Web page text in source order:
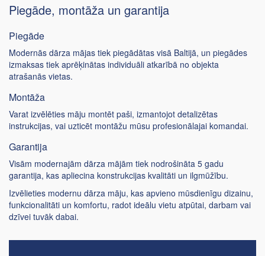
Piegāde, montāža un garantija
Piegāde
Modernās dārza mājas tiek piegādātas visā Baltijā, un piegādes
izmaksas tiek aprēķinātas individuāli atkarībā no objekta
atrašanās vietas.
Montāža
Varat izvēlēties māju montēt paši, izmantojot detalizētas
instrukcijas, vai uzticēt montāžu mūsu profesionālajai komandai.
Garantija
Visām modernajām dārza mājām tiek nodrošināta 5 gadu
garantija, kas apliecina konstrukcijas kvalitāti un ilgmūžību.
Izvēlieties modernu dārza māju, kas apvieno mūsdienīgu dizainu,
funkcionalitāti un komfortu, radot ideālu vietu atpūtai, darbam vai
dzīvei tuvāk dabai.